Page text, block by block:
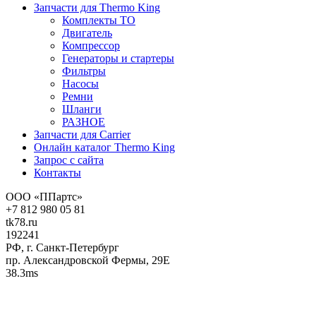
Запчасти для Thermo King
Комплекты ТО
Двигатель
Компрессор
Генераторы и стартеры
Фильтры
Насосы
Ремни
Шланги
РАЗНОЕ
Запчасти для Carrier
Онлайн каталог Thermo King
Запрос с сайта
Контакты
ООО «ППартс»
+7 812 980 05 81
tk78.ru
192241
РФ, г. Санкт-Петербург
пр. Александровской Фермы, 29Е
38.3ms